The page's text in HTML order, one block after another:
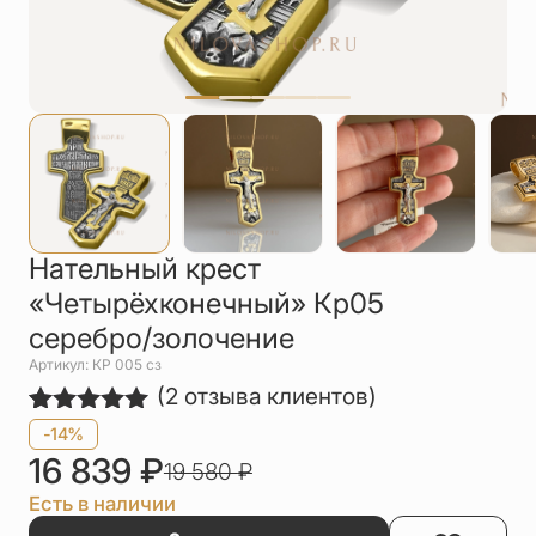
Цепи
Шнурки на
шею
Другое
Нательный крест
«Четырёхконечный» Кр05
серебро/золочение
Артикул: КР 005 сз
Рейтинг
5.00из 5
на основе
опроса
2
пользователей
(2 отзыва клиентов)
-14%
16 839 ₽19 580₽
Есть в наличии